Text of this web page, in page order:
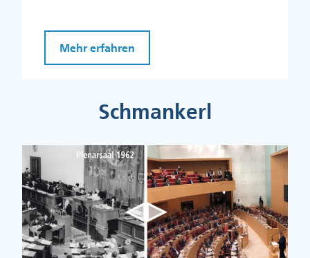
Mehr erfahren
Schmankerl